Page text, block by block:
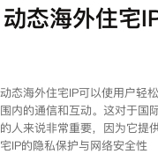
动态海外住宅
动态海外住宅IP可以使用户轻
围内的通信和互动。这对于国
的人来说非常重要，因为它提
宅IP的隐私保护与网络安全性